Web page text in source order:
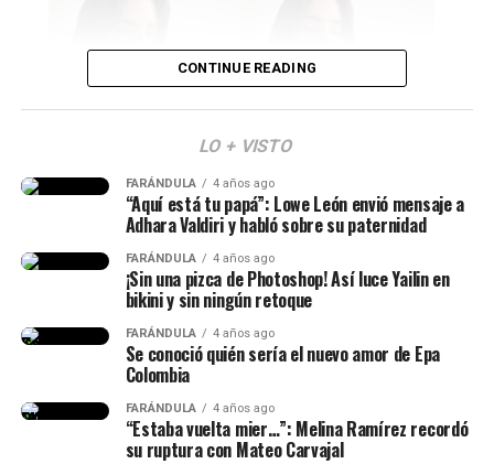
Cabe señalar que Abelardo ya envió un mensaje sobre lo
que será este día.
“Mi posesión será mucho
más que una ceremonia.
Será la primera
demostración de que la
descentralización deja de
ser un discurso para
convertirse en una realidad.
La Patria Milagro se
construye desde las
Isabella Ladera (Imagen tomada de IG)
Y en esta oportunidad, Isabella habló de los c
que ha atravesado su cuerpo tras el embarazoy
no siempre hay cuerpos perfectos después
de parir.
“Te voy a mostrar como tengo
mi cuerpo tres semanas
CONTINUE READING
LO + VISTO
FARÁNDULA 4 años ago
“Aquí está tu papá”: Lowe León envió mensaje a
Adhara Valdiri y habló sobre su paternidad
FARÁNDULA 4 años ago
¡Sin una pizca de Photoshop! Así luce Yailin en
bikini y sin ningún retoque
FARÁNDULA 4 años ago
Se conoció quién sería el nuevo amor de Epa
Colombia
FARÁNDULA 4 años ago
“Estaba vuelta mier…”: Melina Ramírez recordó
su ruptura con Mateo Carvajal